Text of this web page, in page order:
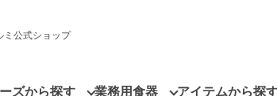
ミ公式ショップ
ズから探す 業務用食器 アイテムから探